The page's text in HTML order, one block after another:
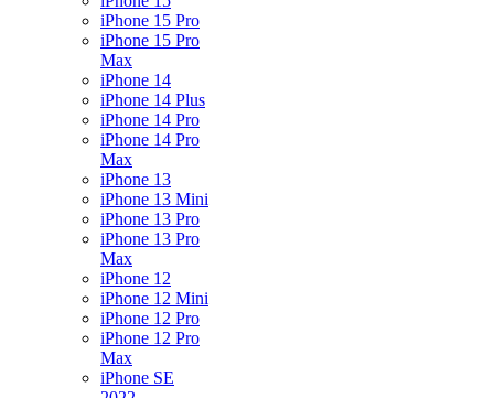
iPhone 15 Pro
iPhone 15 Pro
Max
iPhone 14
iPhone 14 Plus
iPhone 14 Pro
iPhone 14 Pro
Max
iPhone 13
iPhone 13 Mini
iPhone 13 Pro
iPhone 13 Pro
Max
iPhone 12
iPhone 12 Mini
iPhone 12 Pro
iPhone 12 Pro
Max
iPhone SE